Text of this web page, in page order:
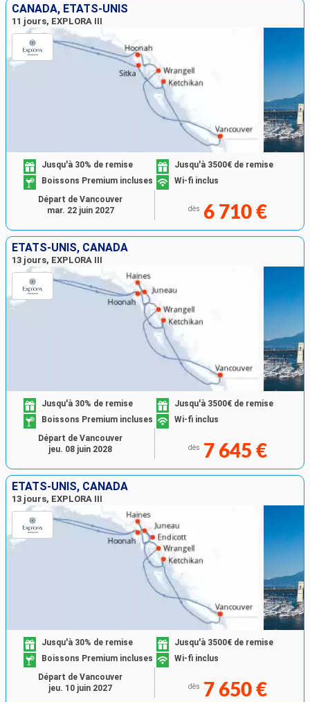
CANADA, ÉTATS-UNIS
11 jours, EXPLORA III
Jusqu'à 30% de remise
Jusqu'à 3500€ de remise
Boissons Premium incluses
Wi-fi inclus
dès 6 710 €
Départ de Vancouver
mar. 22 juin 2027
ÉTATS-UNIS, CANADA
13 jours, EXPLORA III
Jusqu'à 30% de remise
Jusqu'à 3500€ de remise
Boissons Premium incluses
Wi-fi inclus
dès 7 645 €
Départ de Vancouver
jeu. 08 juin 2028
ÉTATS-UNIS, CANADA
13 jours, EXPLORA III
Jusqu'à 30% de remise
Jusqu'à 3500€ de remise
Boissons Premium incluses
Wi-fi inclus
dès 7 650 €
Départ de Vancouver
jeu. 10 juin 2027